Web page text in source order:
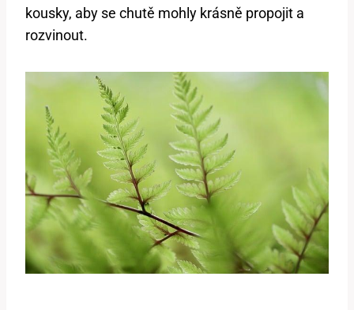
kousky, aby⁣ se chutě mohly krásně propojit a
rozvinout.